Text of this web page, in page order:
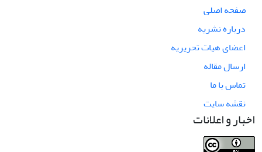
صفحه اصلی
درباره نشریه
اعضای هیات تحریریه
ارسال مقاله
تماس با ما
نقشه سایت
اخبار و اعلانات